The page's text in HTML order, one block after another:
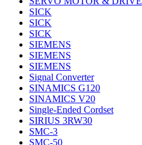
SICK
SICK
SICK
SIEMENS
SIEMENS
SIEMENS
Signal Converter
SINAMICS G120
SINAMICS V20
Single-Ended Cordset
SIRIUS 3RW30
SMC-3
SMC-50